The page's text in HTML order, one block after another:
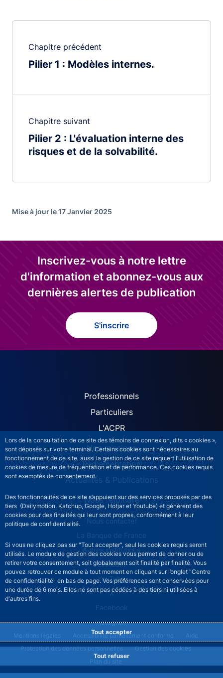
Lors de la consultation de ce site des témoins de connexion, dits « cookies »,
sont déposés sur votre terminal. Certains cookies sont nécessaires au
fonctionnement de ce site, aussi la gestion de ce site requiert l’utilisation de
cookies de mesure de fréquentation et de performance. Ces cookies requis
sont exemptés de consentement.
Des fonctionnalités de ce site s’appuient sur des services proposés par des
tiers (Dailymotion, Katchup, Google, Hotjar et Youtube) et génèrent des
cookies pour des finalités qui leur sont propres, conformément à leur
politique de confidentialité.
Si vous ne cliquez pas sur "Tout accepter", seul les cookies requis seront
utilisés. Le module de gestion des cookies vous permet de donner ou de
retirer votre consentement, soit globalement soit finalité par finalité. Vous
pouvez retrouver ce module à tout moment en cliquant sur l’onglet "Centre
de confidentialité" en bas de page. Vos préférences sont conservées pour
une durée de 6 mois. Elles ne sont pas cédées à des tiers ni utilisées à
d'autres fins.
Tout accepter
Tout refuser
Chapitre précédent
Pilier 1 : Modèles internes
Chapitre suivant
Pilier 2 : L'évaluation interne des
risques et de la solvabilité
Mise à jour le 17 Janvier 2025
Inscrivez-vous à notre lettre
d'information et abonnez-vous aux
dernières alertes de publication
S'inscrire
ACPR site navigation
Professionnels
Particuliers
L'ACPR
Nos missions
Réglementation
Actualités & Publications
Nous rejoindre
ACPR footer secondary menu (French)
Nous contacter
La Banque de France
Autres institutions
LinkedIn
YouTube
X
Facebook
Instagram
ACPR footer legal notice menu
Mentions légales Accessibilité partiellement conforme
Aide
Protection des données personnelles
Gestion des cookies
Plan du site